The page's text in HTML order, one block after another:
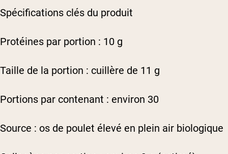
Spécifications clés du produit
Protéines par portion : 10 g
Taille de la portion : cuillère de 11 g
Portions par contenant : environ 30
Source : os de poulet élevé en plein air biologique